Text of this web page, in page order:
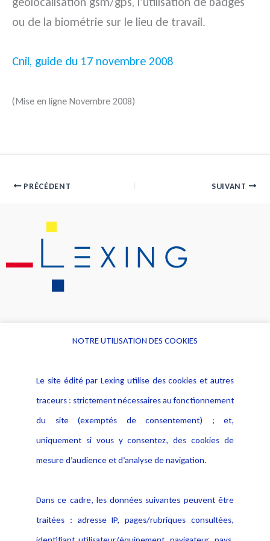
ou de la biométrie sur le lieu de travail.
Cnil, guide du 17 novembre 2008
(Mise en ligne Novembre 2008)
PRÉCÉDENT SUIVANT
Alerte professionnelle
Déclaration d'accessibilité
Notice Légale
Politique de protection des
données
Publications
NOTRE UTILISATION DES COOKIES
Le site édité par Lexing utilise des cookies et autres
traceurs : strictement nécessaires au fonctionnement
du site (exemptés de consentement) ; et,
uniquement si vous y consentez, des cookies de
mesure d’audience et d’analyse de navigation.
Dans ce cadre, les données suivantes peuvent être
traitées : adresse IP, pages/rubriques consultées,